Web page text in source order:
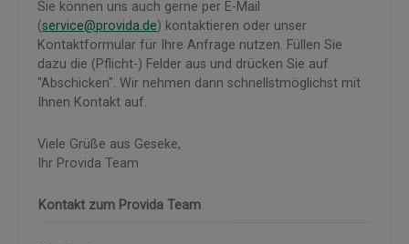
Sie können uns auch gerne per E-Mail
(service@provida.de) kontaktieren oder unser
Kontaktformular für Ihre Anfrage nutzen. Füllen Sie
dazu die (Pflicht-) Felder aus und drücken Sie auf
"Abschicken". Wir nehmen dann schnellstmöglichst mit
Ihnen Kontakt auf.
Viele Grüße aus Geseke,
Ihr Provida Team
Kontakt zum Provida Team